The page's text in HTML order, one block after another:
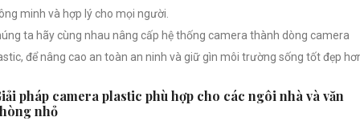
minh và hợp lý cho mọi người.
ta hãy cùng nhau nâng cấp hệ thống camera thành dòng camera
để nâng cao an toàn an ninh và giữ gìn môi trường sống tốt đẹp
pháp camera plastic phù hợp cho các ngôi nhà và văn
nhỏ